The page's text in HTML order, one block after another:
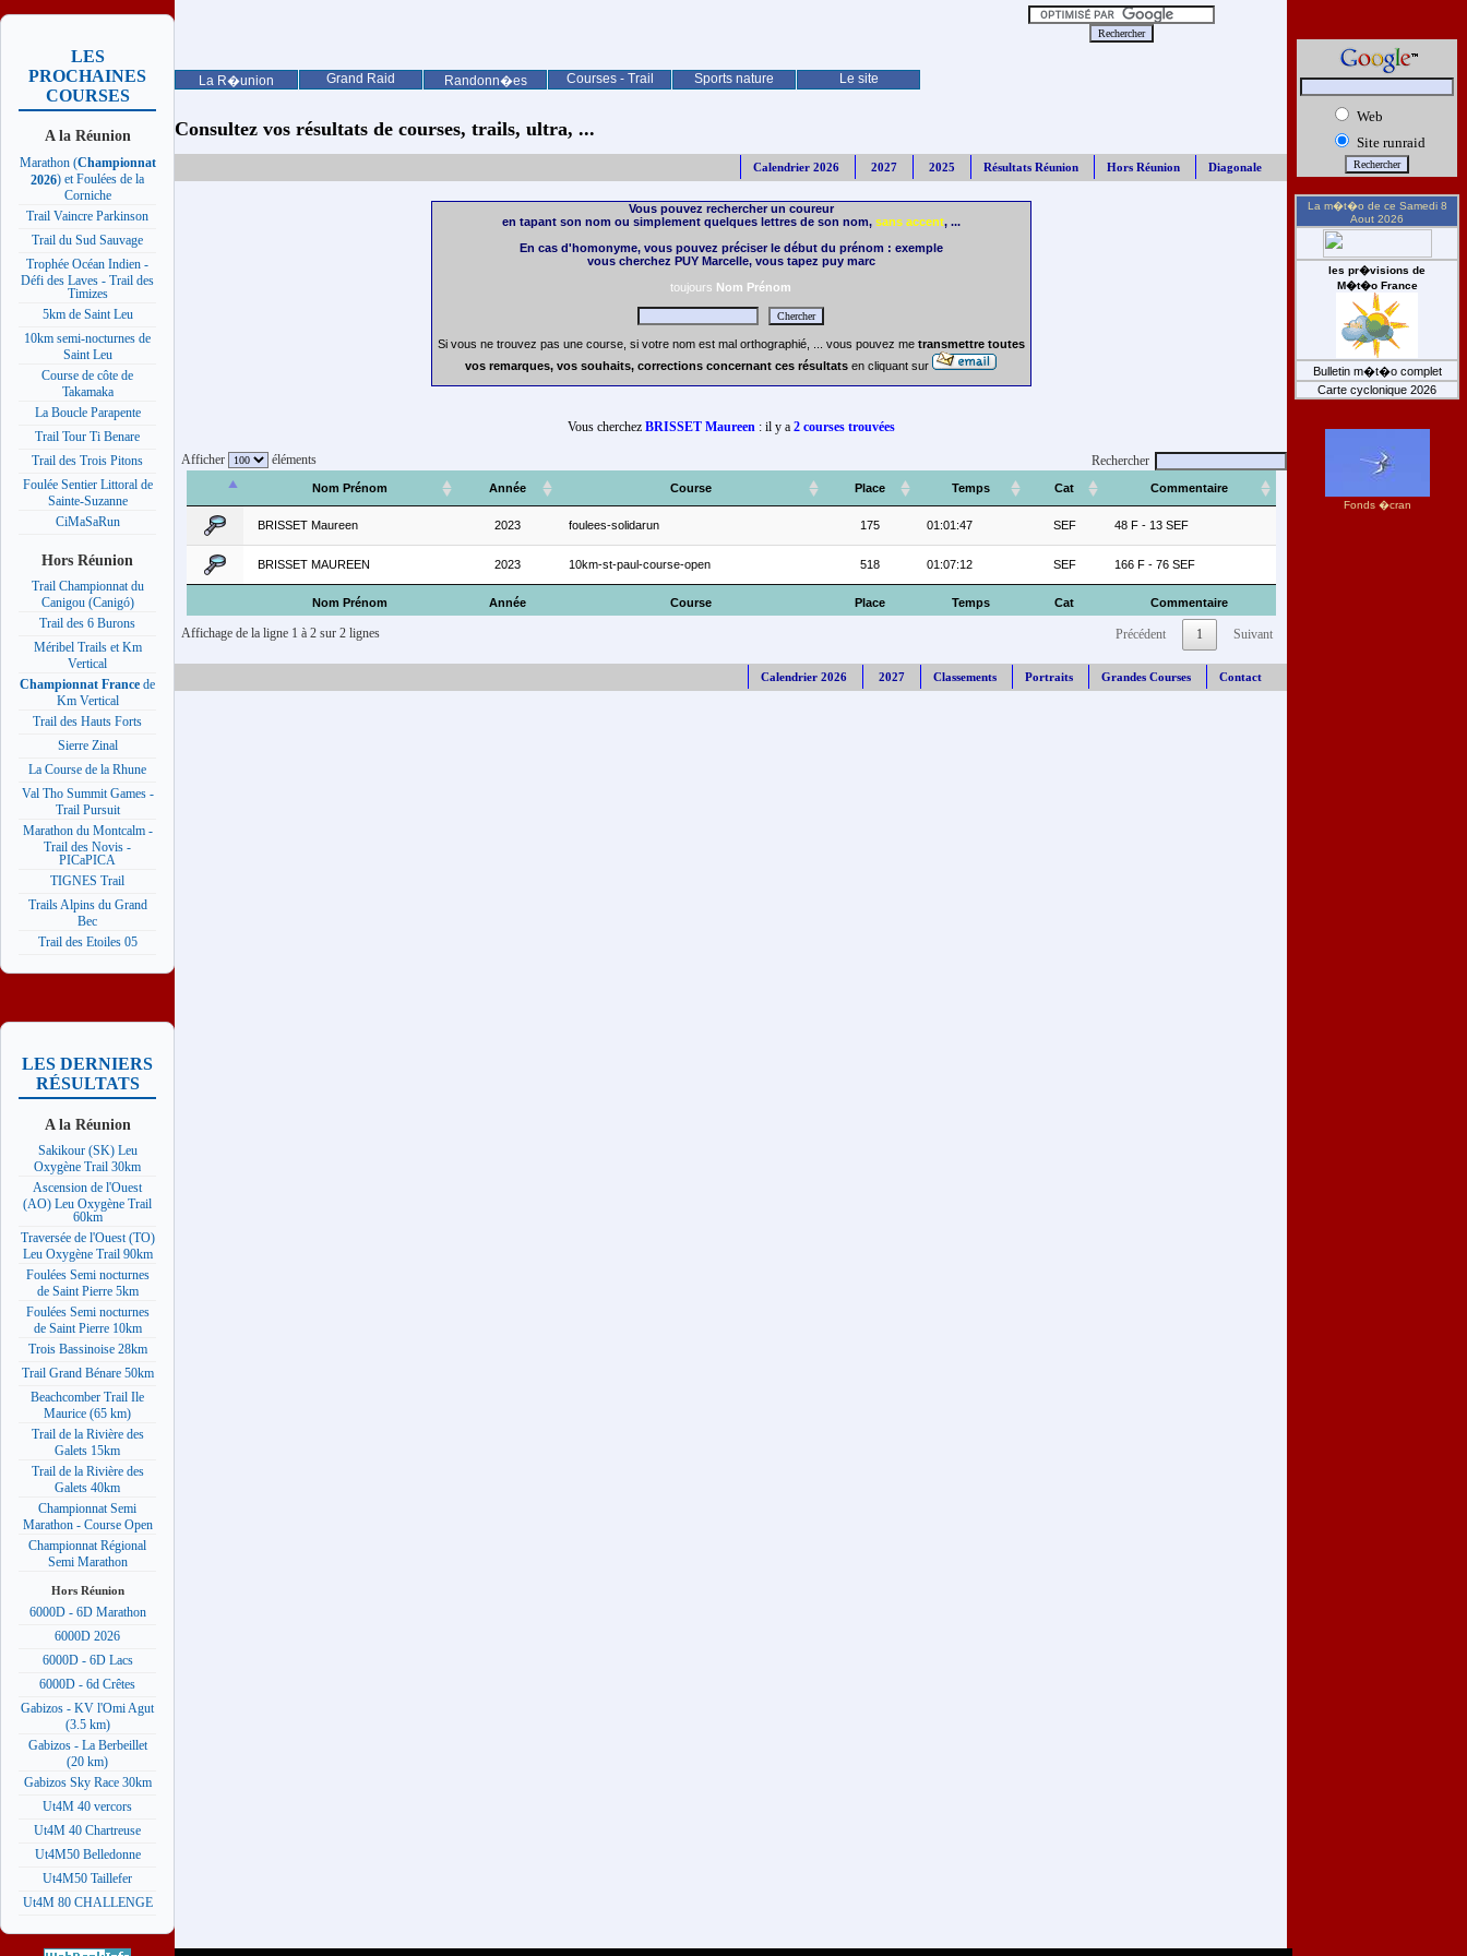
La R�union Grand Raid Randonn�es Courses - Trail Sports nature Le site
LES
PROCHAINES
COURSES
A la Réunion
Marathon (Championnat
2026) et Foulées de la
Corniche
Trail Vaincre Parkinson
Trail du Sud Sauvage
Trophée Océan Indien -
Défi des Laves - Trail des
Timizes
5km de Saint Leu
10km semi-nocturnes de
Saint Leu
Course de côte de
Takamaka
La Boucle Parapente
Trail Tour Ti Benare
Trail des Trois Pitons
Foulée Sentier Littoral de
Sainte-Suzanne
CiMaSaRun
Hors Réunion
Trail Championnat du
Canigou (Canigó)
Trail des 6 Burons
Méribel Trails et Km
Vertical
Championnat France de
Km Vertical
Trail des Hauts Forts
Sierre Zinal
La Course de la Rhune
Val Tho Summit Games -
Trail Pursuit
Marathon du Montcalm -
Trail des Novis -
PICaPICA
TIGNES Trail
Trails Alpins du Grand
Bec
Trail des Etoiles 05
LES DERNIERS
RÉSULTATS
A la Réunion
Sakikour (SK) Leu
Oxygène Trail 30km
Ascension de l'Ouest
(AO) Leu Oxygène Trail
60km
Traversée de l'Ouest (TO)
Leu Oxygène Trail 90km
Foulées Semi nocturnes
de Saint Pierre 5km
Foulées Semi nocturnes
de Saint Pierre 10km
Trois Bassinoise 28km
Trail Grand Bénare 50km
Beachcomber Trail Ile
Maurice (65 km)
Trail de la Rivière des
Galets 15km
Trail de la Rivière des
Galets 40km
Championnat Semi
Marathon - Course Open
Championnat Régional
Semi Marathon
Hors Réunion
6000D - 6D Marathon
6000D 2026
6000D - 6D Lacs
6000D - 6d Crêtes
Gabizos - KV l'Omi Agut
(3.5 km)
Gabizos - La Berbeillet
(20 km)
Gabizos Sky Race 30km
Ut4M 40 vercors
Ut4M 40 Chartreuse
Ut4M50 Belledonne
Ut4M50 Taillefer
Ut4M 80 CHALLENGE
Consultez vos résultats de courses, trails, ultra, ...
Calendrier 2026 2027 2025 Résultats Réunion Hors Réunion Diagonale
Vous pouvez rechercher un coureur
en tapant son nom ou simplement quelques lettres de son nom, sans accent, ...
En cas d'homonyme, vous pouvez préciser le début du prénom : exemple
vous cherchez PUY Marcelle, vous tapez puy marc
toujours Nom Prénom
Si vous ne trouvez pas une course, si votre nom est mal orthographié, ... vous pouvez me transmettre toutes
vos remarques, vos souhaits, corrections concernant ces résultats en cliquant sur
Vous cherchez BRISSET Maureen: il y a 2 courses trouvées
Afficher éléments Rechercher
Nom Prénom Année Course Place Temps Cat Commentaire
Nom Prénom Année Course Place Temps Cat Commentaire
BRISSET Maureen 2023 foulees-solidarun 175 01:01:47 SEF 48 F - 13 SEF
BRISSET MAUREEN 2023 10km-st-paul-course-open 518 01:07:12 SEF 166 F - 76 SEF
Affichage de la ligne 1 à 2 sur 2 lignes Précédent 1 Suivant
Calendrier 2026 2027 Classements Portraits Grandes Courses Contact
Web
Site runraid
La m�t�o de ce Samedi 8
Aout 2026
les pr�visions de
M�t�o France
Bulletin m�t�o complet
Carte cyclonique 2026
Fonds �cran